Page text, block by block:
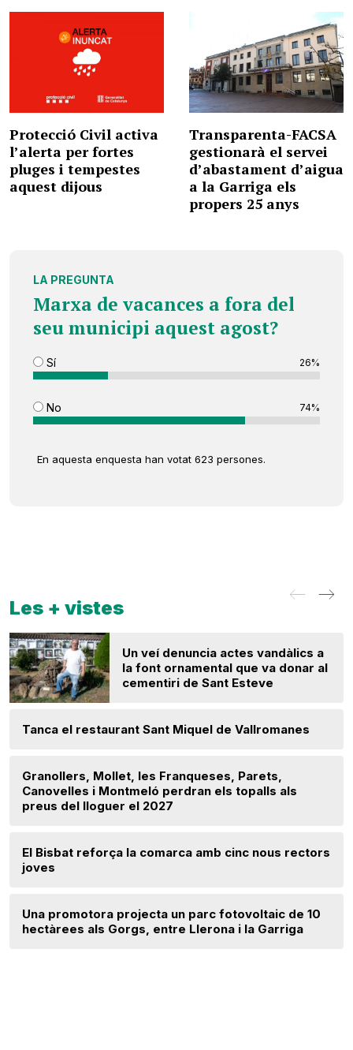
Protecció Civil activa
l’alerta per fortes
pluges i tempestes
aquest dijous
Transparenta-FACSA
gestionarà el servei
d’abastament d’aigua
a la Garriga els
propers 25 anys
LA PREGUNTA
Marxa de vacances a fora del
seu municipi aquest agost?
Sí 26%
No 74%
En aquesta enquesta han votat 623 persones.
Les + vistes
Un veí denuncia actes vandàlics a
la font ornamental que va donar al
cementiri de Sant Esteve
Tanca el restaurant Sant Miquel de Vallromanes
Granollers, Mollet, les Franqueses, Parets,
Canovelles i Montmeló perdran els topalls als
preus del lloguer el 2027
El Bisbat reforça la comarca amb cinc nous rectors
joves
Una promotora projecta un parc fotovoltaic de 10
hectàrees als Gorgs, entre Llerona i la Garriga